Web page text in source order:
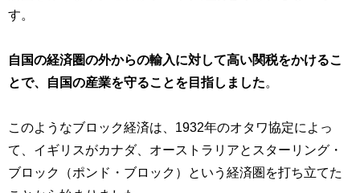
す。
自国の経済圏の外からの輸入に対して高い関税をかけるこ
とで、自国の産業を守ることを目指しました。
このようなブロック経済は、1932年のオタワ協定によっ
て、イギリスがカナダ、オーストラリアとスターリング・
ブロック（ポンド・ブロック）という経済圏を打ち立てた